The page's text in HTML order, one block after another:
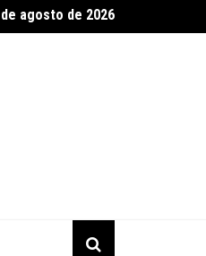
Amado e Erico Verissimo
agosto de 2026